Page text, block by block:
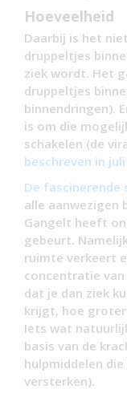
Hoeveelheid
Daarbij is het
druppeltjes
ziek wordt. Het
druppeltjes
binnendringen).
is om die
schakelen (de
beschreven in
De fascinerende
alle aanwezigen
Gangelt heeft
gebeurt.
ruimte verkeert
concentratie
dat je dan ziek
krijgt, hoe groter
Iets wat
basis van de
hulpmiddelen
versterken).